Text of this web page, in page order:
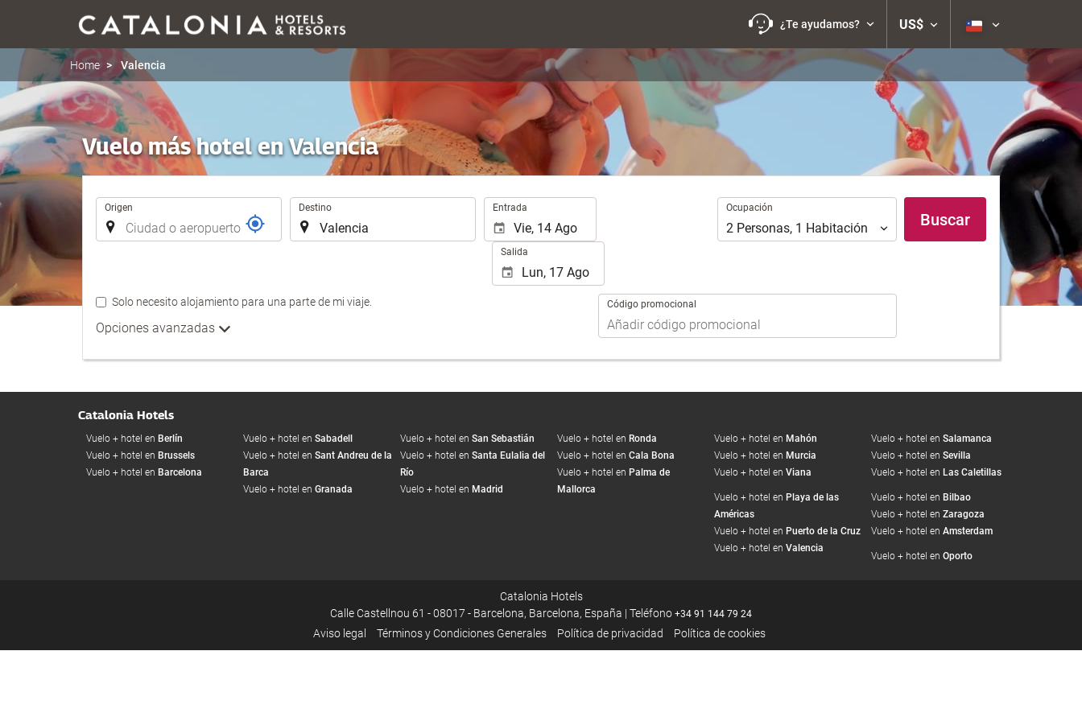
¿Te ayudamos? US$
Home Valencia
Vuelo más hotel en Valencia
Trayecto
Origen Destino Entrada
Salida
Ocupación
Ocupación
2 Personas, 1 Habitación
Código promocional
Solo necesito alojamiento para una parte de mi viaje.
Opciones avanzadas
Buscar
Catalonia Hotels
Vuelo + hotel en Berlín
Vuelo + hotel en Brussels
Vuelo + hotel en Barcelona
Vuelo + hotel en Sabadell
Vuelo + hotel en Sant Andreu de la
Barca
Vuelo + hotel en Granada
Vuelo + hotel en San Sebastián
Vuelo + hotel en Santa Eulalia del
Río
Vuelo + hotel en Madrid
Vuelo + hotel en Ronda
Vuelo + hotel en Cala Bona
Vuelo + hotel en Palma de
Mallorca
Vuelo + hotel en Mahón
Vuelo + hotel en Murcia
Vuelo + hotel en Viana
Vuelo + hotel en Salamanca
Vuelo + hotel en Sevilla
Vuelo + hotel en Las Caletillas
Vuelo + hotel en Playa de las
Américas
Vuelo + hotel en Puerto de la Cruz
Vuelo + hotel en Valencia
Vuelo + hotel en Bilbao
Vuelo + hotel en Zaragoza
Vuelo + hotel en Amsterdam
Vuelo + hotel en Oporto
Catalonia Hotels
Calle Castellnou 61 - 08017 - Barcelona, Barcelona, España | Teléfono +34 91 144 79 24
Aviso legal Términos y Condiciones Generales Política de privacidad Política de cookies